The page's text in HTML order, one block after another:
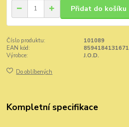
Přidat do košíku
Číslo produktu:
101089
EAN kód:
8594184131671
Výrobce:
J.O.D.
Do oblíbených
Kompletní specifikace